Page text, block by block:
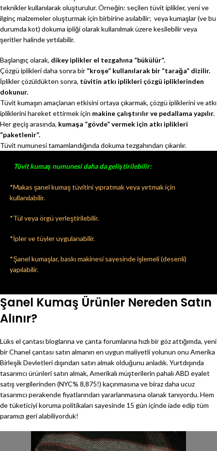
teknikler kullanılarak oluşturulur. Örneğin: seçilen tüvit iplikler, yeni ve
ilginç malzemeler oluşturmak için birbirine asılabilir; veya kumaşlar (ve bu
durumda kot) dokuma ipliği olarak kullanılmak üzere kesilebilir veya
şeritler halinde yırtılabilir.
Başlangıç olarak, dikey iplikler el tezgahına “bükülür”.
Çözgü iplikleri daha sonra bir “kroşe” kullanılarak bir “tarağa” dizilir.
İplikler çözüldükten sonra, tüvitin atkı iplikleri çözgü ipliklerinden
dokunur.
Tüvit kumaşın amaçlanan etkisini ortaya çıkarmak, çözgü ipliklerini ve atkı
ipliklerini hareket ettirmek için makine çalıştırılır ve pedallama yapılır.
Her geçiş arasında, kumaşa “gövde” vermek için atkı iplikleri
“paketlenir”.
Tüvit numunesi tamamlandığında dokuma tezgahından çıkarılır.
Tüvit kumaş numunesi daha da geliştirilebilir:
*Makas şanel kumaş tüvitini yıpratmak veya yırtmak için
kullanılabilir.
*Tül veya örgü yerleştirilebilir.
*İpler ve tüyler uygulanabilir.
*Şanel kumaşlar, baskı makinesi sayesinde işlemeli (desenli)
yapılabilir.
Şanel Kumaş Ürünler Nereden Satın
Alınır?
Lüks el çantası bloglarına ve çanta forumlarına hızlı bir göz attığımda, yeni
bir Chanel çantası satın almanın en uygun maliyetli yolunun onu Amerika
Birleşik Devletleri dışından satın almak olduğunu anladık. Yurtdışında
tasarımcı ürünleri satın almak, Amerikalı müşterilerin pahalı ABD eyalet
satış vergilerinden (NYC% 8,875!) kaçınmasına ve biraz daha ucuz
tasarımcı perakende fiyatlarından yararlanmasına olanak tanıyordu. Hem
de tüketiciyi koruma politikaları sayesinde 15 gün içinde iade edip tüm
paramızı geri alabiliyorduk!